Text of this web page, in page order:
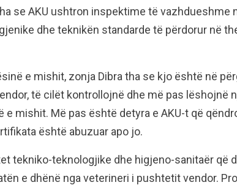
se AKU ushtron inspektime të vazhdueshme
dhe teknikën standarde të përdorur në
e mishit, zonja Dibra tha se kjo është në
të cilët kontrollojnë dhe më pas lëshojnë
mishit. Më pas është detyra e AKU-t që
është abuzuar apo jo.
tekniko-teknologjike dhe higjeno-sanitaër që
e dhënë nga veterineri i pushtetit vendor.